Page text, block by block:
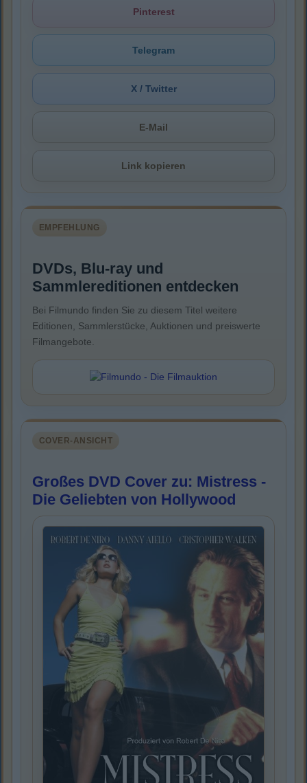
Pinterest
Telegram
X / Twitter
E-Mail
Link kopieren
EMPFEHLUNG
DVDs, Blu-ray und
Sammlereditionen entdecken
Bei Filmundo finden Sie zu diesem Titel weitere
Editionen, Sammlerstücke, Auktionen und preiswerte
Filmangebote.
COVER-ANSICHT
Großes DVD Cover zu: Mistress -
Die Geliebten von Hollywood